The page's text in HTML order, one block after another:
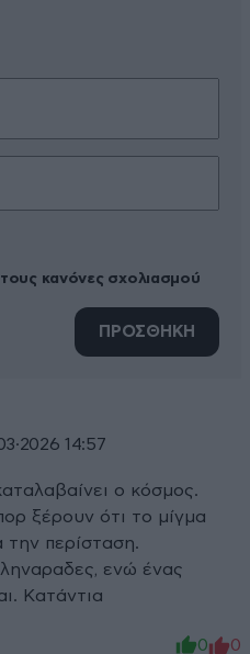
κανόνες σχολιασμού
ΠΡΟΣΘΗΚΗ
14:57
ο κόσμος.
ξέρουν ότι το μίγμα
την περίσταση.
ενώ ένας
Κατάντια
0 0